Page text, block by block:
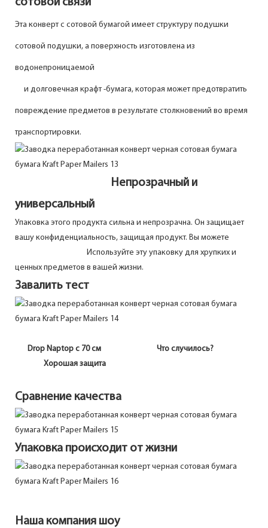
Эта конверт с сотовой бумагой имеет структуру подушки
сотовой подушки, а поверхность изготовлена ​​из
водонепроницаемой
и долговечная крафт -бумага, которая может предотвратить
повреждение предметов в результате столкновений во время
транспортировки.
Непрозрачный и
универсальный
Упаковка этого продукта сильна и непрозрачна. Он защищает
вашу конфиденциальность, защищая продукт. Вы можете
Используйте эту упаковку для хрупких и
ценных предметов в вашей жизни.
Завалить тест
Drop Naptop с 70 см Что случилось?
Хорошая защита
Сравнение качества
Упаковка происходит от жизни
Наша компания шоу